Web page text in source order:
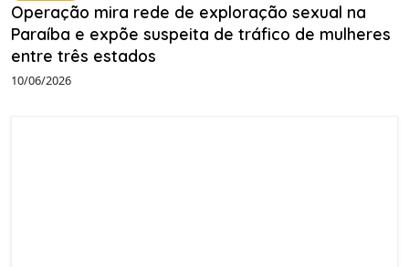
Operação mira rede de exploração sexual na
Paraíba e expõe suspeita de tráfico de mulheres
entre três estados
10/06/2026